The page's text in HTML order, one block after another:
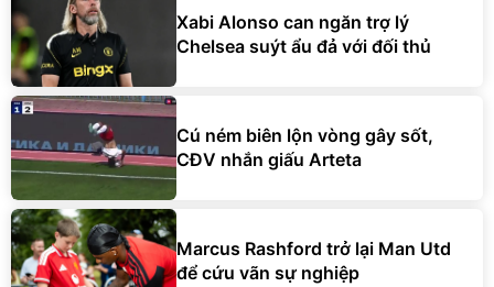
Xabi Alonso can ngăn trợ lý
Chelsea suýt ẩu đả với đối thủ
Cú ném biên lộn vòng gây sốt,
CĐV nhắn giấu Arteta
Marcus Rashford trở lại Man Utd
để cứu vãn sự nghiệp